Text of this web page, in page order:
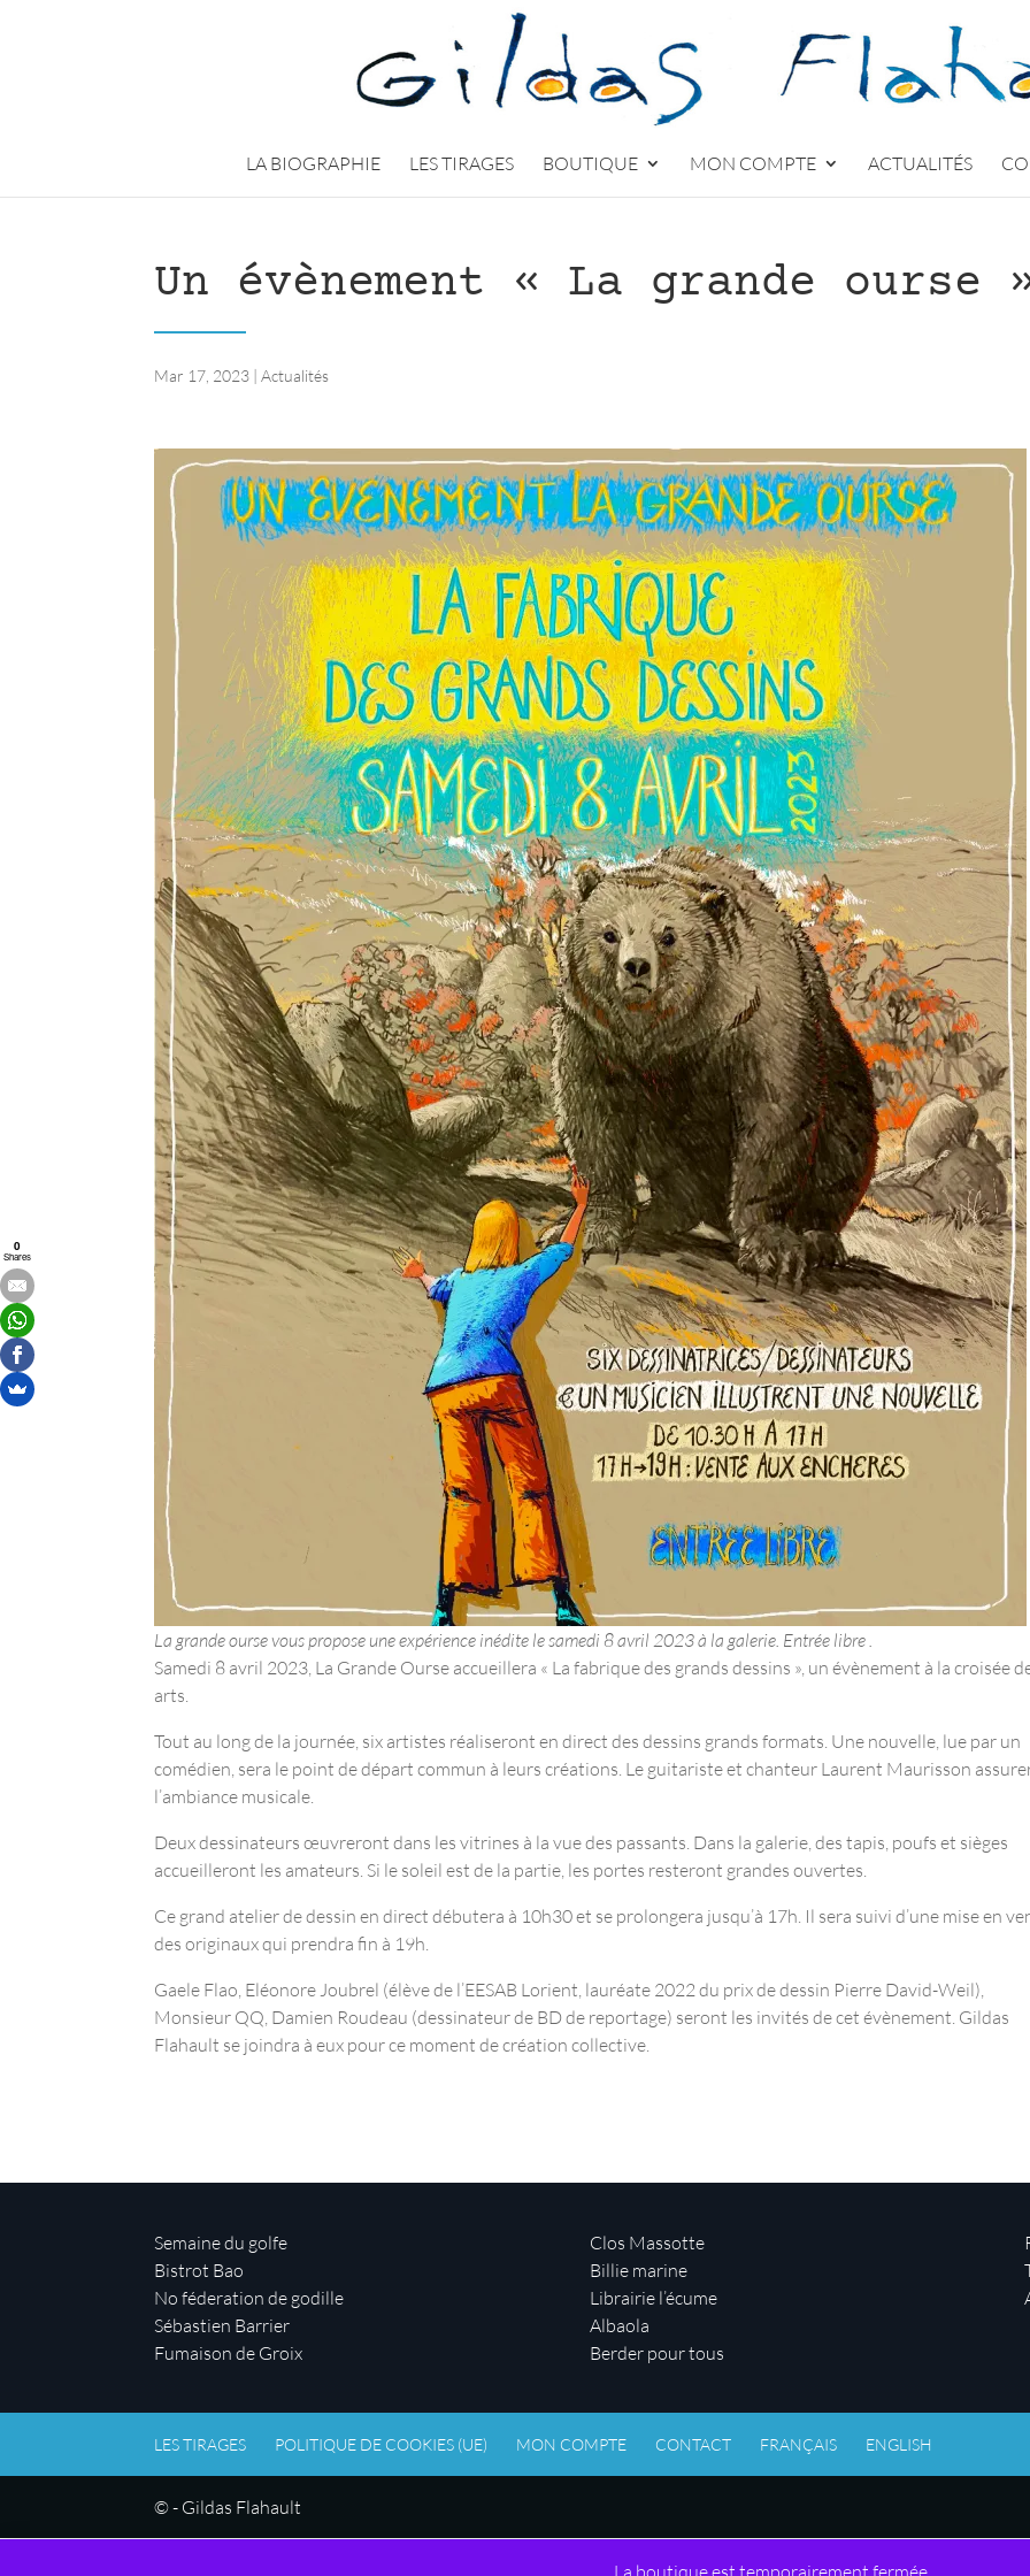
La boutique est temporairement fermée.
LA BIOGRAPHIE LES TIRAGES BOUTIQUE MON COMPTE ACTUALITÉS
Un évènement « La grande ourse
Mar 17, 2023 |Actualités
La grande ourse vous propose une expérience inédite le samedi 8 avril 2023 à la galerie. Entrée libre .
Samedi 8 avril 2023, La Grande Ourse accueillera « La fabrique des grands dessins », un évènement à la croisée
arts.
Tout au long de la journée, six artistes réaliseront en direct des dessins grands formats. Une nouvelle, lue par un
comédien, sera le point de départ commun à leurs créations. Le guitariste et chanteur Laurent Maurisson
l’ambiance musicale.
Deux dessinateurs œuvreront dans les vitrines à la vue des passants. Dans la galerie, des tapis, poufs et sièges
accueilleront les amateurs. Si le soleil est de la partie, les portes resteront grandes ouvertes.
Ce grand atelier de dessin en direct débutera à 10h30 et se prolongera jusqu’à 17h. Il sera suivi d’une mise en
des originaux qui prendra fin à 19h.
Gaele Flao, Eléonore Joubrel (élève de l’EESAB Lorient, lauréate 2022 du prix de dessin Pierre David-Weil),
Monsieur QQ, Damien Roudeau (dessinateur de BD de reportage) seront les invités de cet évènement. Gildas
Flahault se joindra à eux pour ce moment de création collective.
Semaine du golfe
Bistrot Bao
No féderation de godille
Sébastien Barrier
Fumaison de Groix
Clos Massotte
Billie marine
Librairie l’écume
Albaola
Berder pour tous
LES TIRAGES POLITIQUE DE COOKIES (UE) MON COMPTE CONTACT FRANÇAIS ENGLISH
© - Gildas Flahault
0
Shares